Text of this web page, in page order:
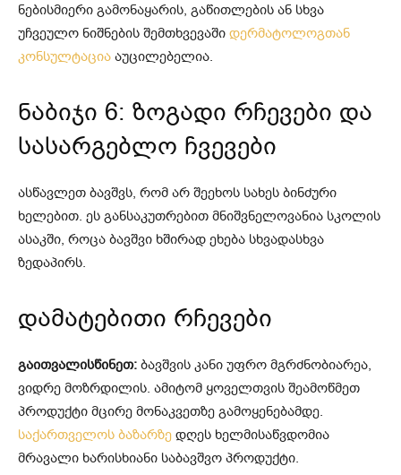
ნებისმიერი გამონაყარის, გაწითლების ან სხვა
უჩვეულო ნიშნების შემთხვევაში დერმატოლოგთან
კონსულტაცია აუცილებელია.
ნაბიჯი 6: ზოგადი რჩევები და
სასარგებლო ჩვევები
ასწავლეთ ბავშვს, რომ არ შეეხოს სახეს ბინძური
ხელებით. ეს განსაკუთრებით მნიშვნელოვანია სკოლის
ასაკში, როცა ბავშვი ხშირად ეხება სხვადასხვა
ზედაპირს.
დამატებითი რჩევები
გაითვალისწინეთ: ბავშვის კანი უფრო მგრძნობიარეა,
ვიდრე მოზრდილის. ამიტომ ყოველთვის შეამოწმეთ
პროდუქტი მცირე მონაკვეთზე გამოყენებამდე.
საქართველოს ბაზარზე დღეს ხელმისაწვდომია
მრავალი ხარისხიანი საბავშვო პროდუქტი.